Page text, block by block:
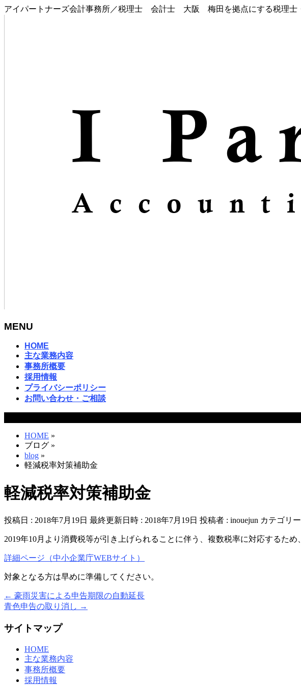
アイパートナーズ会計事務所／税理士 会計士 大阪 梅田を拠点にする税理士
MENU
ば
す
HOME
主な業務内容
事務所概要
採用情報
プライバシーポリシー
お問い合わせ・ご相談
HOME »
ブログ »
blog »
軽減税率対策補助金
軽減税率対策補助金
投稿日 : 2018年7月19日 最終更新日時 : 2018年7月19日 投稿者 : inouejun カテゴリ
2019年10月より消費税等が引き上げられることに伴う、複数税率に対応するた
詳細ページ（中小企業庁WEBサイト）
対象となる方は早めに準備してください。
← 豪雨災害による申告期限の自動延長
青色申告の取り消し →
サイトマップ
HOME
主な業務内容
事務所概要
採用情報